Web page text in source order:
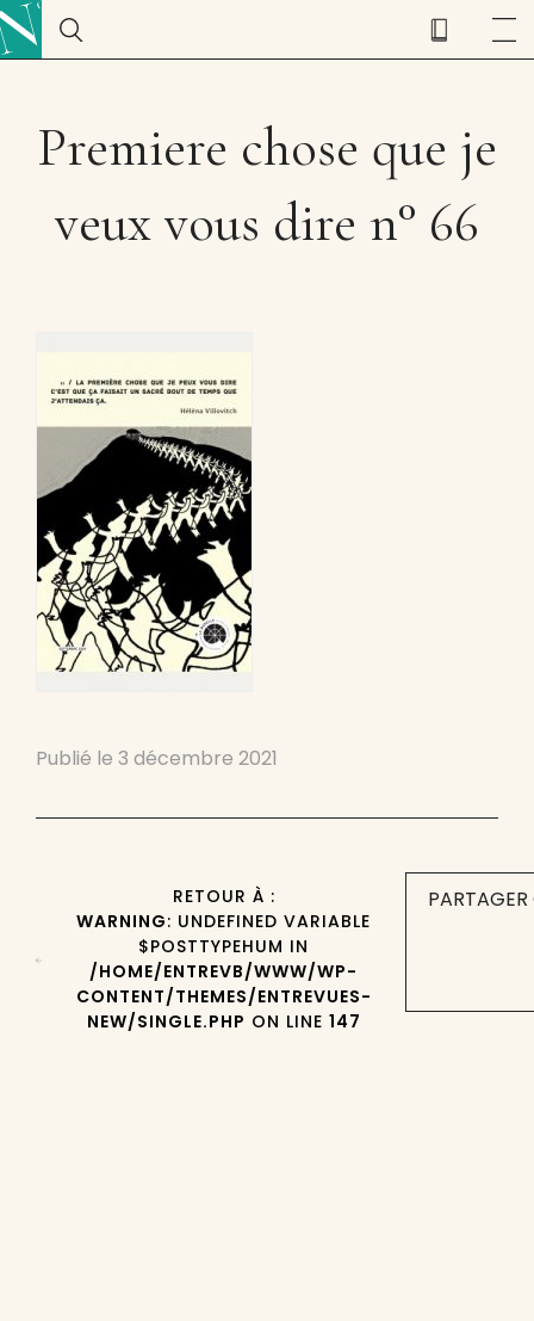
Premiere chose que je
veux vous dire n° 66
Publié le 3 décembre 2021
RETOUR À :
WARNING: UNDEFINED VARIABLE
$POSTTYPEHUM IN
/HOME/ENTREVB/WWW/WP-
CONTENT/THEMES/ENTREVUES-
NEW/SINGLE.PHP ON LINE 147